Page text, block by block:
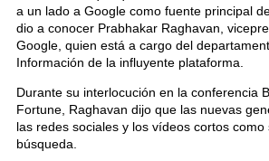
a un lado a Google como fuente principal
dio a conocer Prabhakar Raghavan,
Google, quien está a cargo del
Información de la influyente plataforma.
Durante su interlocución en la conferencia
Fortune, Raghavan dijo que las nuevas
las redes sociales y los vídeos cortos
búsqueda.